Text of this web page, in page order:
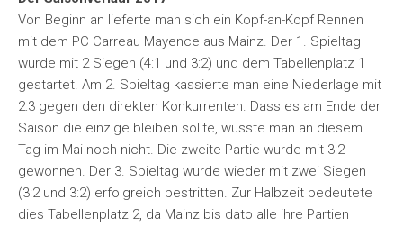
Von Beginn an lieferte man sich ein Kopf-an-Kopf Rennen
mit dem PC Carreau Mayence aus Mainz. Der 1. Spieltag
wurde mit 2 Siegen (4:1 und 3:2) und dem Tabellenplatz 1
gestartet. Am 2. Spieltag kassierte man eine Niederlage mit
2:3 gegen den direkten Konkurrenten. Dass es am Ende der
Saison die einzige bleiben sollte, wusste man an diesem
Tag im Mai noch nicht. Die zweite Partie wurde mit 3:2
gewonnen. Der 3. Spieltag wurde wieder mit zwei Siegen
(3:2 und 3:2) erfolgreich bestritten. Zur Halbzeit bedeutete
dies Tabellenplatz 2, da Mainz bis dato alle ihre Partien